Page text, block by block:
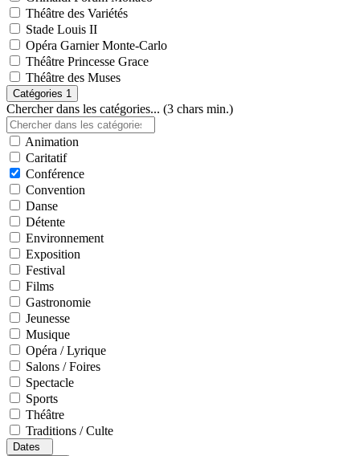
Théâtre des Variétés
Stade Louis II
Opéra Garnier Monte-Carlo
Théâtre Princesse Grace
Théâtre des Muses
Catégories 1
Chercher dans les catégories... (3 chars min.)
Animation
Caritatif
Conférence
Convention
Danse
Détente
Environnement
Exposition
Festival
Films
Gastronomie
Jeunesse
Musique
Opéra / Lyrique
Salons / Foires
Spectacle
Sports
Théâtre
Traditions / Culte
Dates